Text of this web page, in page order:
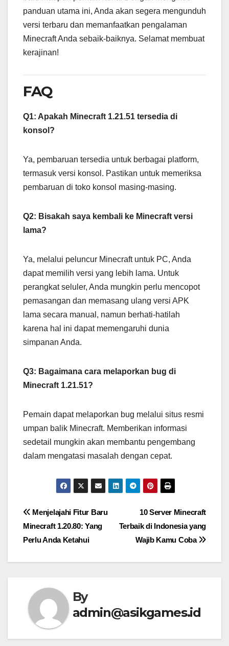
panduan utama ini, Anda akan segera mengunduh
versi terbaru dan memanfaatkan pengalaman
Minecraft Anda sebaik-baiknya. Selamat membuat
kerajinan!
FAQ
Q1: Apakah Minecraft 1.21.51 tersedia di
konsol?
Ya, pembaruan tersedia untuk berbagai platform,
termasuk versi konsol. Pastikan untuk memeriksa
pembaruan di toko konsol masing-masing.
Q2: Bisakah saya kembali ke Minecraft versi
lama?
Ya, melalui peluncur Minecraft untuk PC, Anda
dapat memilih versi yang lebih lama. Untuk
perangkat seluler, Anda mungkin perlu mencopot
pemasangan dan memasang ulang versi APK
lama secara manual, namun berhati-hatilah
karena hal ini dapat memengaruhi dunia
simpanan Anda.
Q3: Bagaimana cara melaporkan bug di
Minecraft 1.21.51?
Pemain dapat melaporkan bug melalui situs resmi
umpan balik Minecraft. Memberikan informasi
sedetail mungkin akan membantu pengembang
dalam mengatasi masalah dengan cepat.
Post
navigation
10 Server Minecraft
Terbaik di Indonesia yang
Wajib Kamu Coba
Menjelajahi Fitur Baru
Minecraft 1.20.80: Yang
Perlu Anda Ketahui
By
admin@asikgames.id